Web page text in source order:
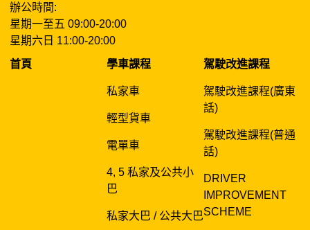
辦公時間:
星期一至五 09:00-20:00
星期六日 11:00-20:00
首頁
學車課程
私家車
輕型貨車
電單車
4, 5 私家及公共小
巴
私家大巴 / 公共大巴
駕駛改進課程
駕駛改進課程(廣東
話)
駕駛改進課程(普通
話)
DRIVER
IMPROVEMENT
SCHEME